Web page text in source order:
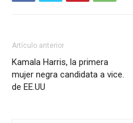
Artículo anterior
Kamala Harris, la primera
mujer negra candidata a vice.
de EE.UU